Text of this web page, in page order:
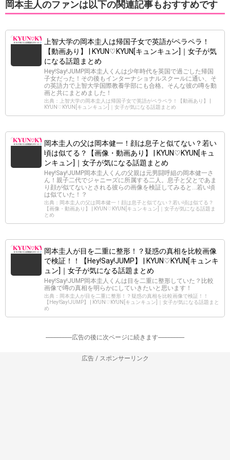
岡本圭人のファンは以下の関連記事もおすすめです
上智大学の岡本圭人は帰国子女で英語がペラペラ！
【動画あり】 | KYUN♡KYUN[キュンキュン]｜女子が気
になる話題まとめ
Hey!Say!JUMP岡本圭人くんは少年時代を英国で過ごした帰国
子女だった！その後もインターナショナルスクールに通い、そ
の英語力で上智大学国際教養学部にも合格。そんな彼の噂を動
画と共にまとめました！
出典：上智大学の岡本圭人は帰国子女で英語がペラペラ！【動画あり】 |
KYUN♡KYUN[キュンキュン]｜女子が気になる話題まとめ
岡本圭人の父は岡本健一！顔は息子と似てない？若い
頃は似てる？【画像・動画あり】 | KYUN♡KYUN[キュ
ンキュン]｜女子が気になる話題まとめ
Hey!Say!JUMP岡本圭人くんの父親は元男闘呼組の岡本健一さ
ん！親子二代でジャニーズに所属する二人。息子と父とであま
り顔が似てないとされる彼らの画像を検証してみると…若い頃
は似ていた！？
出典：岡本圭人の父は岡本健一！顔は息子と似てない？若い頃は似てる？
【画像・動画あり】 | KYUN♡KYUN[キュンキュン]｜女子が気になる話題ま
とめ
岡本圭人が目を二重に整形！？疑惑の真相を比較画像
で検証！！【Hey!Say!JUMP】 | KYUN♡KYUN[キュンキ
ュン]｜女子が気になる話題まとめ
Hey!Say!JUMP岡本圭人くんは目を二重に整形していた？比較
画像で噂の真相を明らかにしていきたいと思います！
出典：岡本圭人が目を二重に整形！？疑惑の真相を比較画像で検証！！
【Hey!Say!JUMP】 | KYUN♡KYUN[キュンキュン]｜女子が気になる話題まと
め
-----------------広告の後に次ページに続きます-----------------
広告 / スポンサーリンク